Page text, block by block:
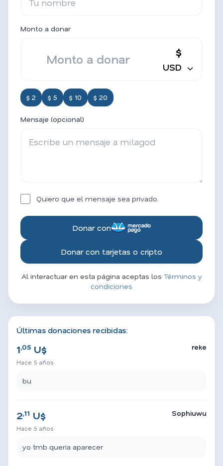
Monto a donar
$
USD
$ 2 $ 5 $ 10 $ 20
Mensaje (opcional)
Quiero que el mensaje sea privado.
Donar con
Donar con tarjetas o cripto
Al interactuar en esta página aceptas los Términos y
condiciones
Últimas donaciones recibidas:
1,05 U$
Hace 5 años
reke
bu
2,11 U$
Hace 5 años
Sophiuwu
yo tmb queria aparecer